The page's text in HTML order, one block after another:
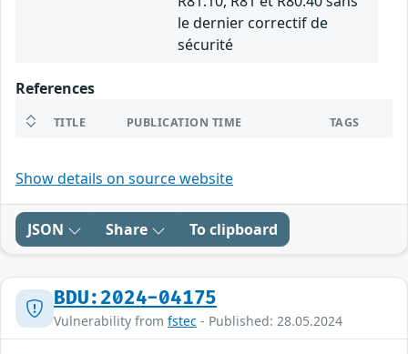
le dernier correctif de
sécurité
References
TITLE PUBLICATION TIME TAGS
Show details on source website
JSON Share To clipboard
BDU:2024-04175
Vulnerability from fstec - Published: 28.05.2024